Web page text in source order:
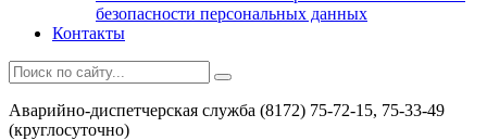
безопасности персональных данных
Контакты
Аварийно-диспетчерская служба (8172) 75-72-15, 75-33-49
(круглосуточно)